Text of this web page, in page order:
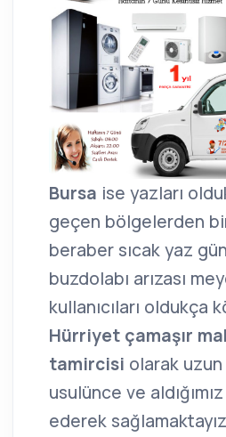
Bursa ise yazları
geçen bölgelerden
beraber sıcak yaz
buzdolabı arızası
kullanıcıları oldukça
Hürriyet çamaşır
tamircisi olarak uzun
usulünce ve
ederek